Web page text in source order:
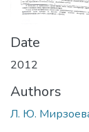
Date
2012
Authors
Л. Ю.